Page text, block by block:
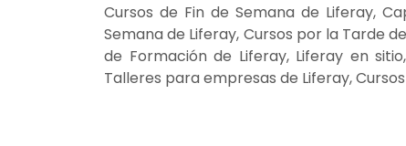
Cursos de Fin de Semana de Liferay,
Semana de Liferay, Cursos por la Tarde
de Formación de Liferay, Liferay en
Talleres para empresas de Liferay,